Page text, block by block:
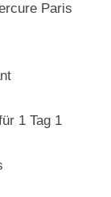
Paris
1 Tag 1